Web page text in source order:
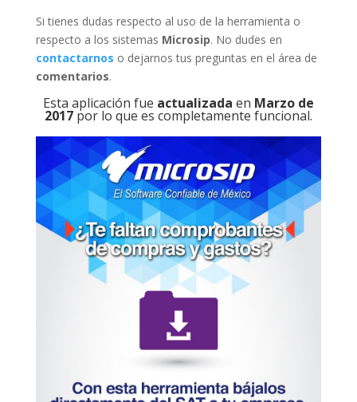
Si tienes dudas respecto al uso de la herramienta o
respecto a los sistemas Microsip. No dudes en
contactarnos o dejarnos tus preguntas en el área de
comentarios.
Esta aplicación fue actualizada en Marzo de
2017por lo que es completamente funcional.